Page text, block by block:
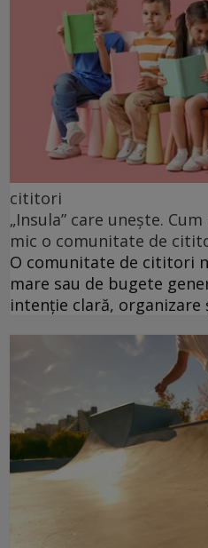
cititori
„Insula” care unește.
mic o comunitate de
O comunitate de cititori
mare sau de bugete
intenție clară,